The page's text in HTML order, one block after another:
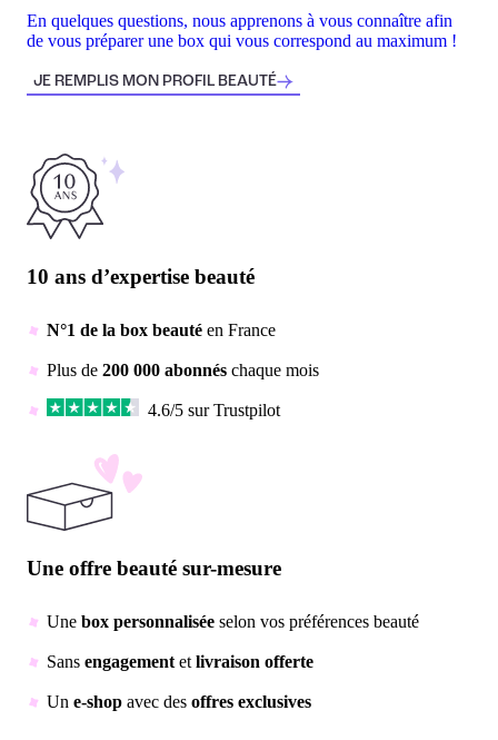
En quelques questions, nous apprenons à vous connaître afin
de vous préparer une box qui vous correspond au maximum !
JE REMPLIS MON PROFIL BEAUTÉ
10 ans d’expertise beauté
N°1 de la box beauté en France
Plus de 200 000 abonnés chaque mois
4.6/5 sur Trustpilot
Une offre beauté sur-mesure
Une box personnalisée selon vos préférences beauté
Sans engagement et livraison offerte
Un e-shop avec des offres exclusives